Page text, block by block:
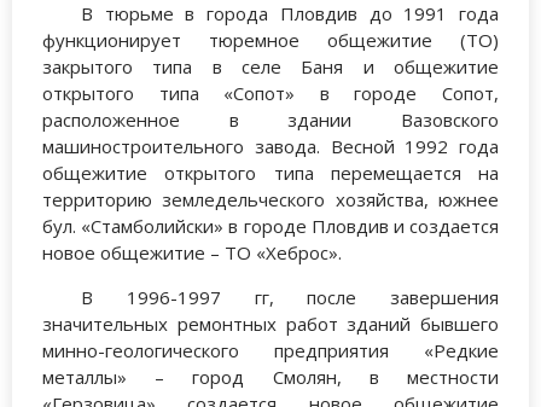
В тюрьме в города Пловдив до 1991 года
функционирует тюремное общежитие (ТО)
закрытого типа в селе Баня и общежитие
открытого типа «Сопот» в городе Сопот,
расположенное в здании Вазовского
машиностроительного завода. Весной 1992 года
общежитие открытого типа перемещается на
территорию земледельческого хозяйства, южнее
бул. «Стамболийски» в городе Пловдив и создается
новое общежитие – ТО «Хеброс».
В 1996-1997 гг, после завершения
значительных ремонтных работ зданий бывшего
минно-геологического предприятия «Редкие
металлы» – город Смолян, в местности